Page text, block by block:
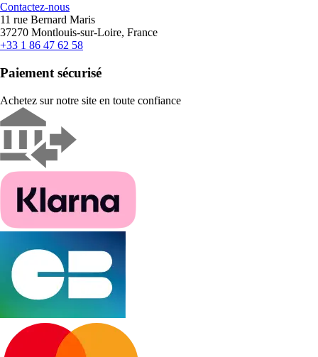
Contactez-nous
11 rue Bernard Maris
37270 Montlouis-sur-Loire, France
+33 1 86 47 62 58
Paiement sécurisé
Achetez sur notre site en toute confiance